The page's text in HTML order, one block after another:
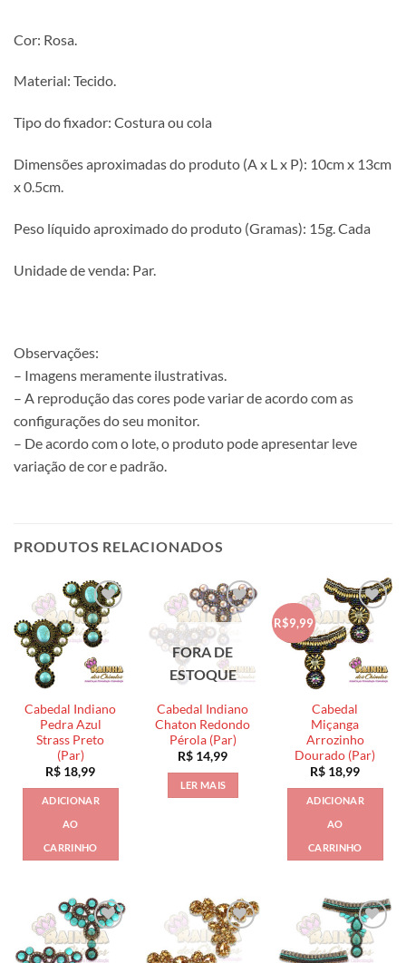
Cor: Rosa.
Material: Tecido.
Tipo do fixador: Costura ou cola
Dimensões aproximadas do produto (A x L x P): 10cm x 13cm
x 0.5cm.
Peso líquido aproximado do produto (Gramas): 15g. Cada
Unidade de venda: Par.
Observações:
– Imagens meramente ilustrativas.
– A reprodução das cores pode variar de acordo com as
configurações do seu monitor.
– De acordo com o lote, o produto pode apresentar leve
variação de cor e padrão.
PRODUTOS RELACIONADOS
Cabedal Indiano
Pedra Azul
Strass Preto
(Par)
R$ 18,99
ADICIONAR
AO
CARRINHO
FORA DE
ESTOQUE
Cabedal Indiano
Chaton Redondo
Pérola (Par)
R$ 14,99
LER MAIS
R$9,99
Cabedal
Miçanga
Arrozinho
Dourado (Par)
R$ 18,99
ADICIONAR
AO
CARRINHO